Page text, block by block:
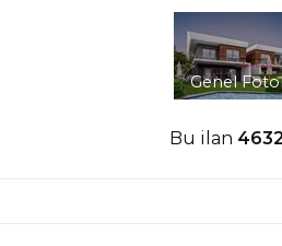
Genel
Bu ilan 4632